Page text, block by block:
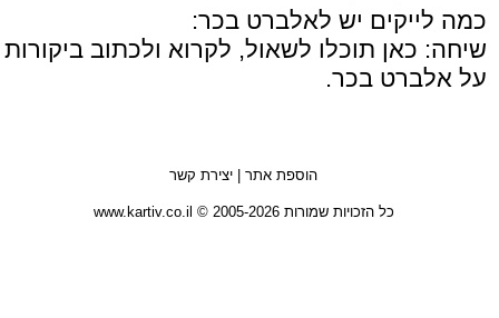
כמה לייקים יש לאלברט בכר:
שיחה: כאן תוכלו לשאול, לקרוא ולכתוב ביקורות
על אלברט בכר.
הוספת אתר | יצירת קשר
כל הזכויות שמורות 2005-2026 © www.kartiv.co.il